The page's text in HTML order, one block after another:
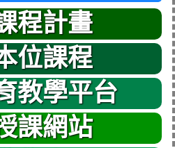
程計畫
位課程
教學平台
課網站